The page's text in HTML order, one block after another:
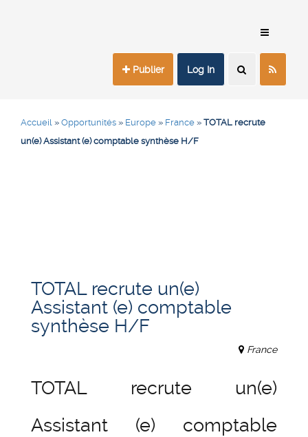
Publier Log In
Accueil » Opportunités » Europe » France » TOTAL recrute
un(e) Assistant (e) comptable synthèse H/F
TOTAL recrute un(e)
Assistant (e) comptable
synthèse H/F
France
TOTAL recrute un(e)
Assistant (e) comptable